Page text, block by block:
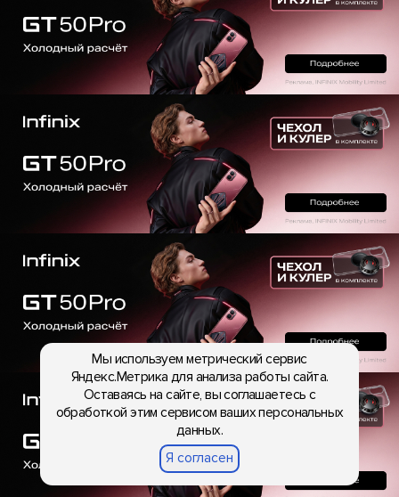
Мы используем метрический сервис
Яндекс.Метрика для анализа работы сайта.
Оставаясь на сайте, вы соглашаетесь с
обработкой этим сервисом ваших персональных
данных.
Я согласен